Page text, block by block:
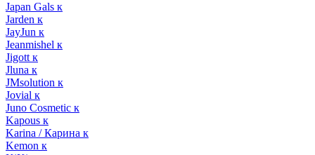
Japan Gals к
Jarden к
JayJun к
Jeanmishel к
Jigott к
Jluna к
JMsolution к
Jovial к
Juno Cosmetic к
Kapous к
Karina / Карина к
Kemon к